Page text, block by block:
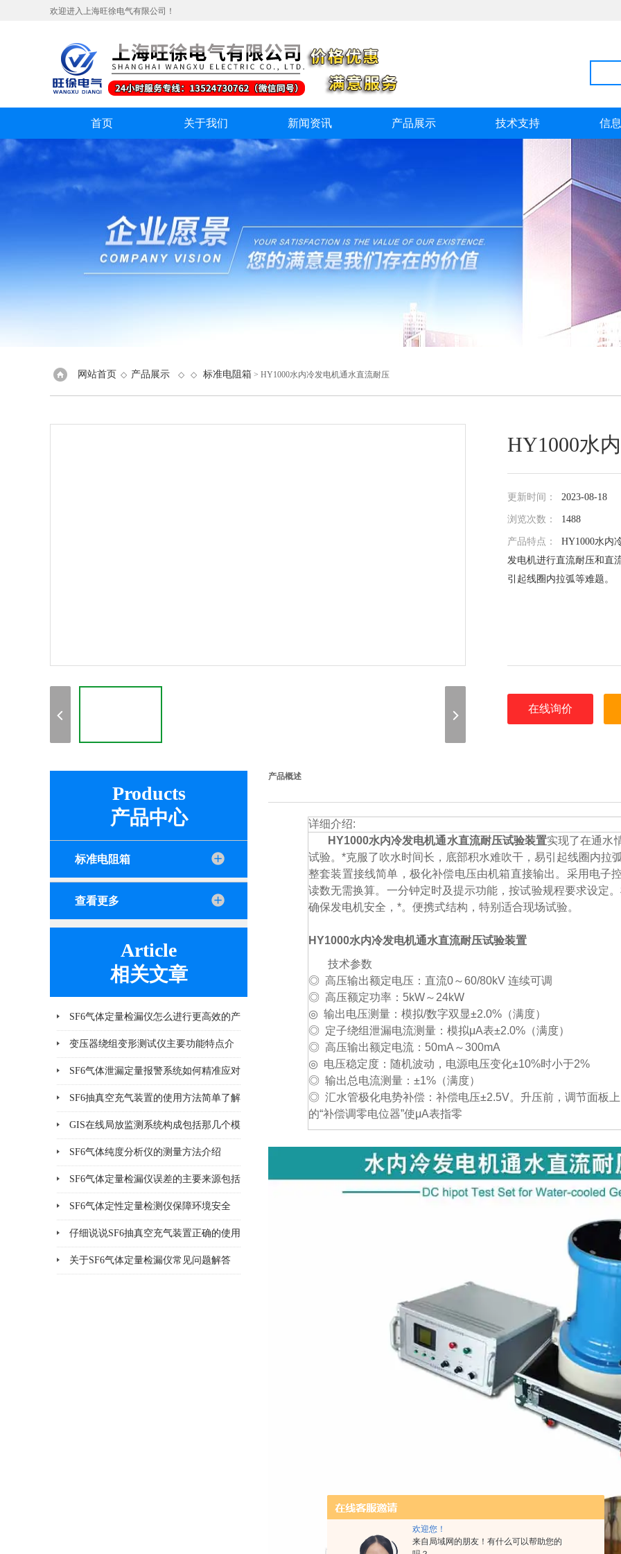
欢迎您！
来自局域网的朋友！有什么可以帮助您的
欢迎进入上海旺徐电气有限公司！
首页 关于我们 新闻资讯 产品展示 技术支持 信
网站首页 ◇ 产品展示 ◇ ◇ 标准电阻箱 > HY1000水内冷发电机通水直流耐压
HY1000水
更新时间： 2023-08-18
浏览次数： 1488
产品特点： HY1000水内
发电机进行直流耐压和直
引起线圈内拉弧等难题。
在线询价
Products
产品中心
标准电阻箱
查看更多
Article
相关文章
SF6气体定量检漏仪怎么进行更高效的产
品检漏?
变压器绕组变形测试仪主要功能特点介
绍
SF6气体泄漏定量报警系统如何精准应对
泄漏风险？
SF6抽真空充气装置的使用方法简单了解
一下
GIS在线局放监测系统构成包括那几个模
块
SF6气体纯度分析仪的测量方法介绍
SF6气体定量检漏仪误差的主要来源包括
哪8个方面
SF6气体定性定量检测仪保障环境安全
仔细说说SF6抽真空充气装置正确的使用
方法
关于SF6气体定量检漏仪常见问题解答
产品概述
详细介绍:
HY1000水内冷发电机通水直流耐压试验装置实现了在通水
试验。*克服了吹水时间长，底部积水难吹干，易引起线圈内拉
整套装置接线简单，极化补偿电压由机箱直接输出。采用电子
读数无需换算。一分钟定时及提示功能，按试验规程要求设定
确保发电机安全，*。便携式结构，特别适合现场试验。
HY1000水内冷发电机通水直流耐压试验装置
技术参数
◎ 高压输出额定电压：直流0～60/80kV 连续可调
◎ 高压额定功率：5kW～24kW
◎ 输出电压测量：模拟/数字双显±2.0%（满度）
◎ 定子绕组泄漏电流测量：模拟μA表±2.0%（满度）
◎ 高压输出额定电流：50mA～300mA
◎ 电压稳定度：随机波动，电源电压变化±10%时小于2%
◎ 输出总电流测量：±1%（满度）
◎ 汇水管极化电势补偿：补偿电压±2.5V。升压前，调节面板上
的“补偿调零电位器”使μA表指零